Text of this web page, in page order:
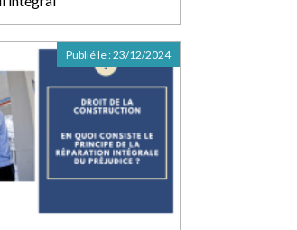
Publié le :23/12/2024